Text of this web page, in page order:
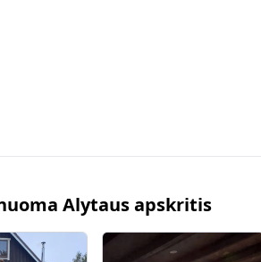
Alytaus apskritis